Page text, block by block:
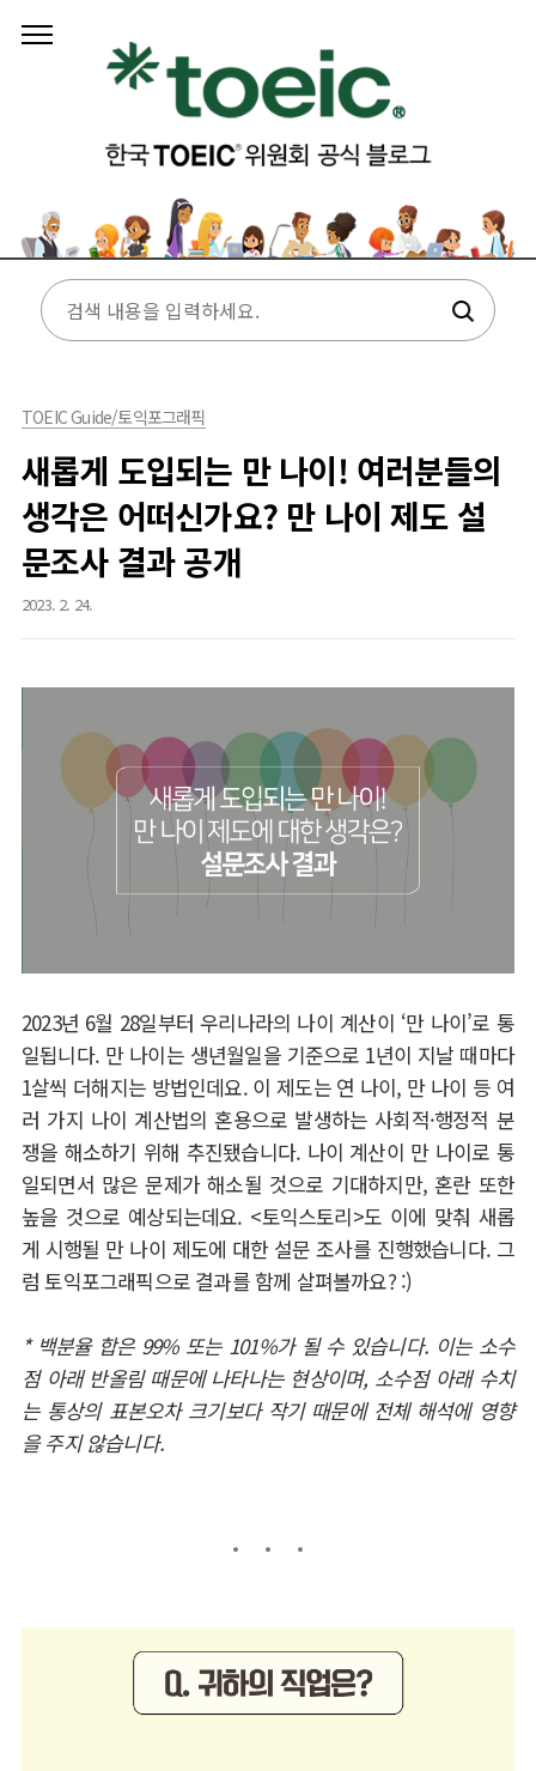
TOEIC Guide/토익포그래픽
새롭게 도입되는 만 나이! 여러분들의
생각은 어떠신가요? 만 나이 제도 설
문조사 결과 공개
2023. 2. 24.
2023년 6월 28일부터 우리나라의 나이 계산이 ‘만 나이’로 통
일됩니다. 만 나이는 생년월일을 기준으로 1년이 지날 때마다
1살씩 더해지는 방법인데요. 이 제도는 연 나이, 만 나이 등 여
러 가지 나이 계산법의 혼용으로 발생하는 사회적·행정적 분
쟁을 해소하기 위해 추진됐습니다. 나이 계산이 만 나이로 통
일되면서 많은 문제가 해소될 것으로 기대하지만,혼란 또한
높을 것으로 예상되는데요. <토익스토리>도 이에 맞춰 새롭
게 시행될 만 나이 제도에 대한 설문 조사를 진행했습니다. 그
럼 토익포그래픽으로 결과를 함께 살펴볼까요? :)
* 백분율 합은 99% 또는 101%가 될 수 있습니다. 이는 소수
점 아래 반올림 때문에 나타나는 현상이며, 소수점 아래 수치
는 통상의 표본오차 크기보다 작기 때문에 전체 해석에 영향
을 주지 않습니다.